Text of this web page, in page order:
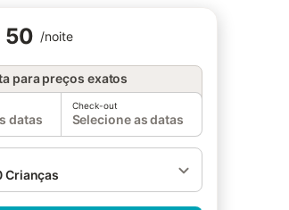
50 /noite
para preços exatos
datas
Check-out
Selecione as datas
Crianças